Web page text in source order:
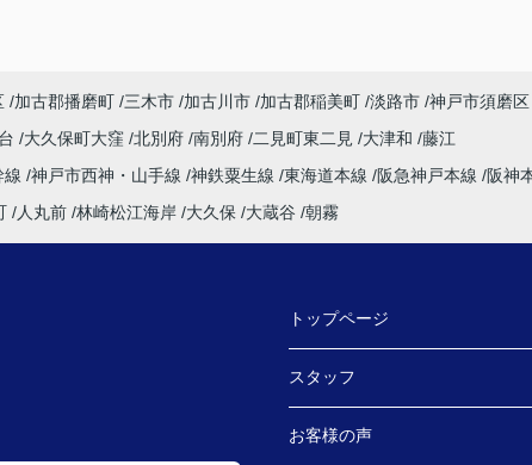
加古郡播磨町 三木市 加古川市 加古郡稲美町 淡路市 神戸市須磨区
大久保町大窪 北別府 南別府 二見町東二見 大津和 藤江
線 神戸市西神・山手線 神鉄粟生線 東海道本線 阪急神戸本線
阪神
人丸前 林崎松江海岸 大久保 大蔵谷 朝霧
トップページ
スタッフ
お客様の声